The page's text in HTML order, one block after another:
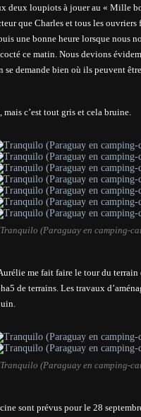
deux loupiots à jouer au « Mille
que Charles et tous les
une bonne heure lorsque nous
ce matin. Nous devions
se demande bien où ils peuvent
c’est tout gris et cela bruine.
Tranquilo (Paraguay en camping-
me fait faire le tour du
de terrains. Les travaux
Tranquilo (Paraguay en camping-
sont prévus pour le 28